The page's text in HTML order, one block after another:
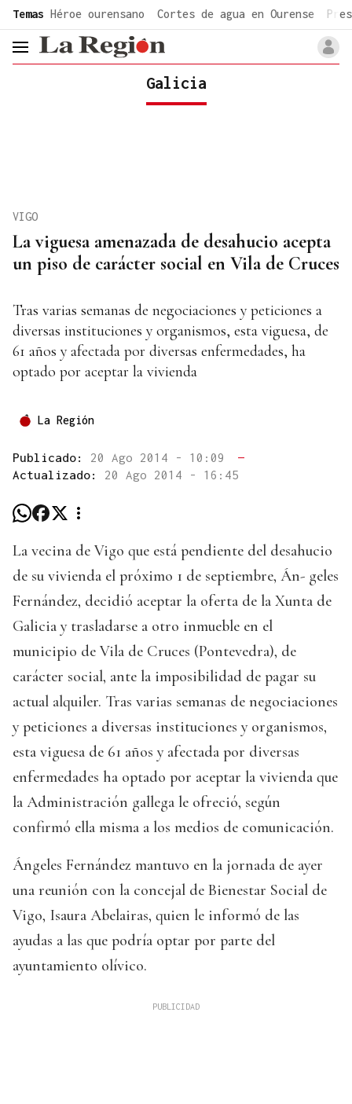
common.go-to-content
Temas Héroe ourensano Cortes de agua en Ourense
header.menu.open
Galicia
La viguesa amenazada de desahucio acepta
un piso de carácter social en Vila de Cruces
VIGO
Tras varias semanas de negociaciones y peticiones a
diversas instituciones y organismos, esta viguesa, de
61 años y afectada por diversas enfermedades, ha
optado por aceptar la vivienda
La Región
Publicado: 20 Ago 2014 - 10:09
—
Actualizado: 20 Ago 2014 - 16:45
La vecina de Vigo que está pendiente del desahucio
de su vivienda el próximo 1 de septiembre, Án- geles
Fernández, decidió aceptar la oferta de la Xunta de
Galicia y trasladarse a otro inmueble en el
municipio de Vila de Cruces (Pontevedra), de
carácter social, ante la imposibilidad de pagar su
actual alquiler. Tras varias semanas de negociaciones
y peticiones a diversas instituciones y organismos,
esta viguesa de 61 años y afectada por diversas
enfermedades ha optado por aceptar la vivienda que
la Administración gallega le ofreció, según
confirmó ella misma a los medios de comunicación.
Ángeles Fernández mantuvo en la jornada de ayer
una reunión con la concejal de Bienestar Social de
Vigo, Isaura Abelairas, quien le informó de las
ayudas a las que podría optar por parte del
ayuntamiento olívico.